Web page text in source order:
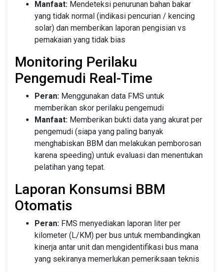
Manfaat: Mendeteksi penurunan bahan bakar
yang tidak normal (indikasi pencurian / kencing
solar) dan memberikan laporan pengisian vs
pemakaian yang tidak bias
Monitoring Perilaku
Pengemudi Real-Time
Peran: Menggunakan data FMS untuk
memberikan skor perilaku pengemudi
Manfaat: Memberikan bukti data yang akurat per
pengemudi (siapa yang paling banyak
menghabiskan BBM dan melakukan pemborosan
karena speeding) untuk evaluasi dan menentukan
pelatihan yang tepat.
Laporan Konsumsi BBM
Otomatis
Peran: FMS menyediakan laporan liter per
kilometer (L/KM) per bus untuk membandingkan
kinerja antar unit dan mengidentifikasi bus mana
yang sekiranya memerlukan pemeriksaan teknis